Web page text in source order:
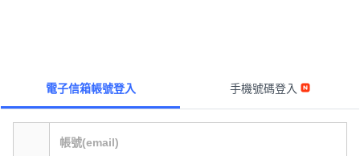
電子信箱帳號登入 手機號碼登入